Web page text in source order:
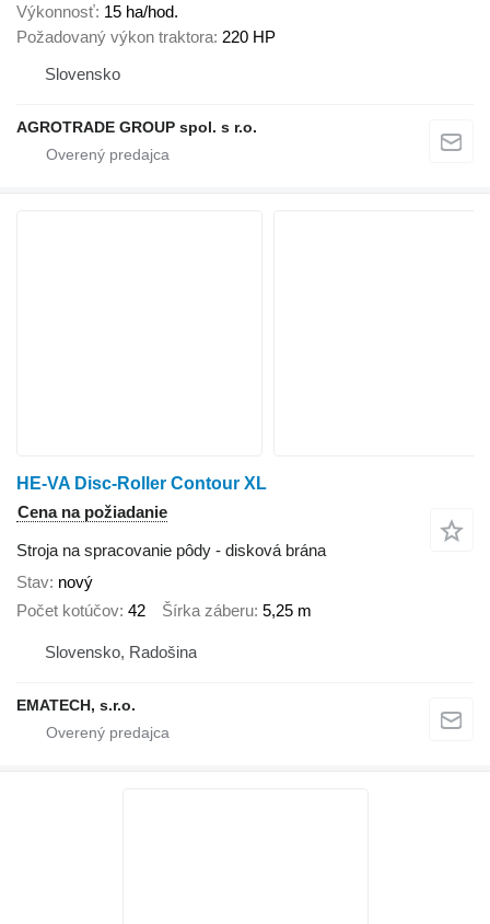
Výkonnosť 15 ha/hod.
Požadovaný výkon traktora 220 HP
Slovensko
AGROTRADE GROUP spol. s r.o.
HE-VA Disc-Roller Contour XL
Cena na požiadanie
Stroja na spracovanie pôdy - disková brána
Stav nový
Počet kotúčov 42 Šírka záberu 5,25 m
Slovensko, Radošina
EMATECH, s.r.o.